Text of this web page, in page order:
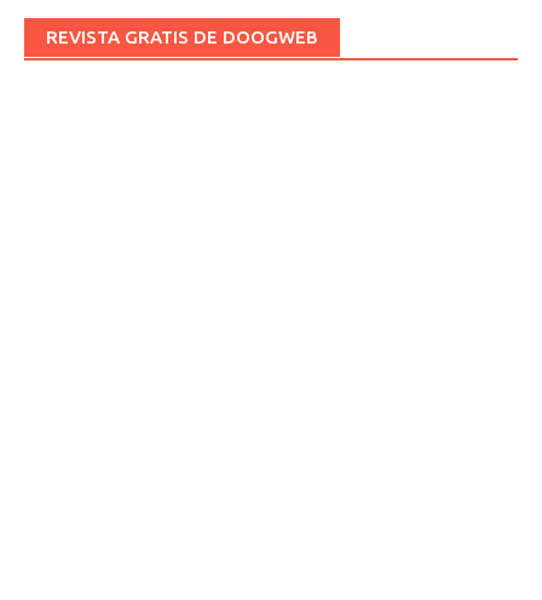
REVISTA GRATIS DE DOOGWEB